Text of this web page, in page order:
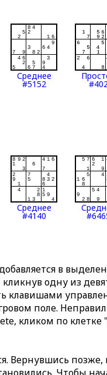
Среднее
#5152
Среднее
#4140
в
одну из
поле.
кликом по клетке
Вернувшись